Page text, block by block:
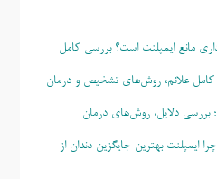
مانع ایمپلنت است؟ بررسی کامل
علائم، روش‌های تشخیص و درمان
بررسی دلایل، روش‌های درمان
ایمپلنت بهترین جایگزین دندان از